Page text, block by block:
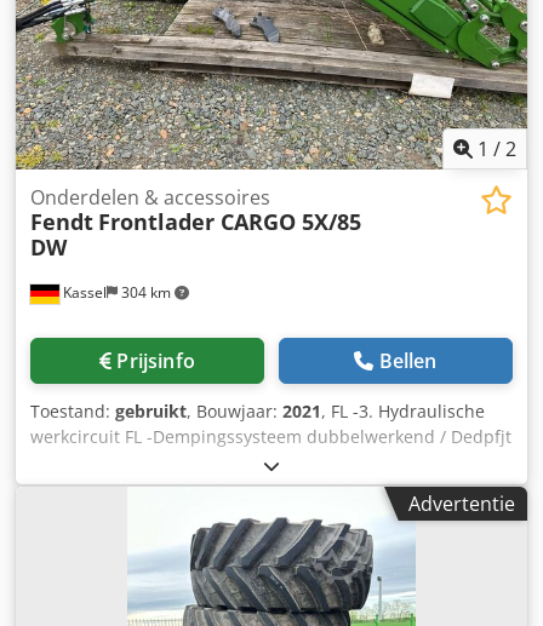
1 /2
Kassel 304 km
Onderdelen & accessoires
Fendt Frontlader CARGO 5X/85
DW
Prijsinfo Bellen
Toestand: gebruikt, Bouwjaar: 2021, FL -3. Hydraulische
werkcircuit FL -Dempingssysteem dubbelwerkend / Dedpfjt
Advertentie